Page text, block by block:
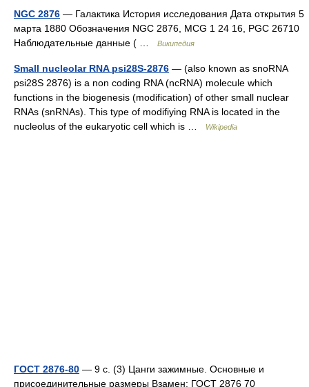
NGC 2876 — Галактика История исследования Дата открытия 5
марта 1880 Обозначения NGC 2876, MCG 1 24 16, PGC 26710
Наблюдательные данные ( …
Википедия
Small nucleolar RNA psi28S-2876 — (also known as snoRNA
psi28S 2876) is a non coding RNA (ncRNA) molecule which
functions in the biogenesis (modification) of other small nuclear
RNAs (snRNAs). This type of modifiying RNA is located in the
nucleolus of the eukaryotic cell which is …
Wikipedia
ГОСТ 2876-80 — 9 с. (3) Цанги зажимные. Основные и
присоединительные размеры Взамен: ГОСТ 2876 70